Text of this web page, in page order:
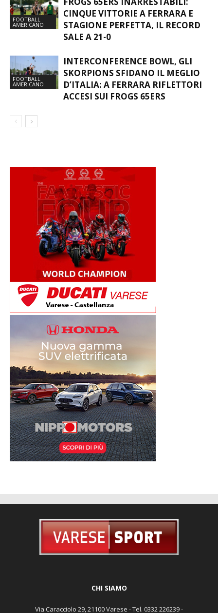
AMERICANO
INGRESSO LIBERO
FOOTBALL
AMERICANO
FROGS 65ERS INARRESTABILI:
STAGIONE PERFETTA, IL RECORD
SALE A 21-0
FOOTBALL
AMERICANO
INTERCONFERENCE BOWL, GLI